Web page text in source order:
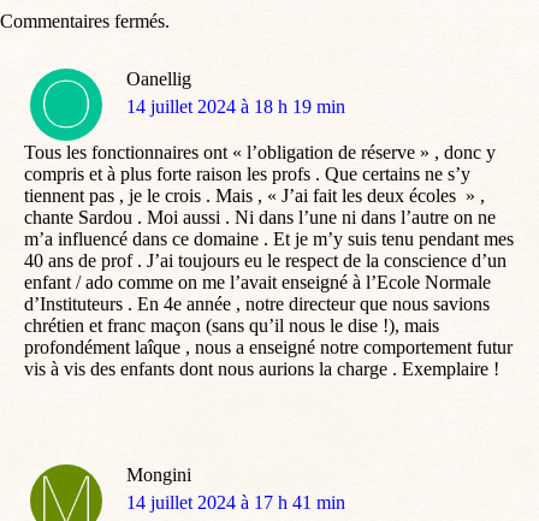
Oanellig
dit
14 juillet 2024 à 18 h 19 min
Tous les fonctionnaires ont « l’obligation de réserve » , donc y
compris et à plus forte raison les profs . Que certains ne s’y
tiennent pas , je le crois . Mais , « J’ai fait les deux écoles » ,
chante Sardou . Moi aussi . Ni dans l’une ni dans l’autre on ne
m’a influencé dans ce domaine . Et je m’y suis tenu pendant mes
40 ans de prof . J’ai toujours eu le respect de la conscience d’un
enfant / ado comme on me l’avait enseigné à l’Ecole Normale
d’Instituteurs . En 4e année , notre directeur que nous savions
chrétien et franc maçon (sans qu’il nous le dise !), mais
profondément laîque , nous a enseigné notre comportement futur
vis à vis des enfants dont nous aurions la charge . Exemplaire !
Mongini
dit
14 juillet 2024 à 17 h 41 min
Commentaires fermés.